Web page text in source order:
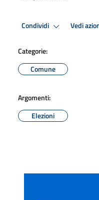
Condividi Vedi
Categorie:
Comune
Argomenti:
Elezioni